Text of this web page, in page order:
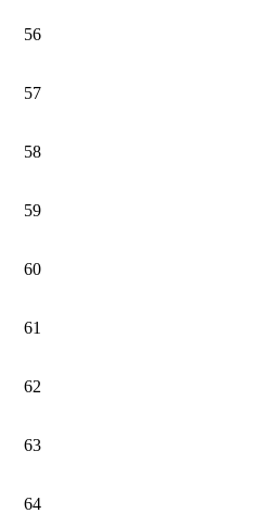
56
57
58
59
60
61
62
63
64